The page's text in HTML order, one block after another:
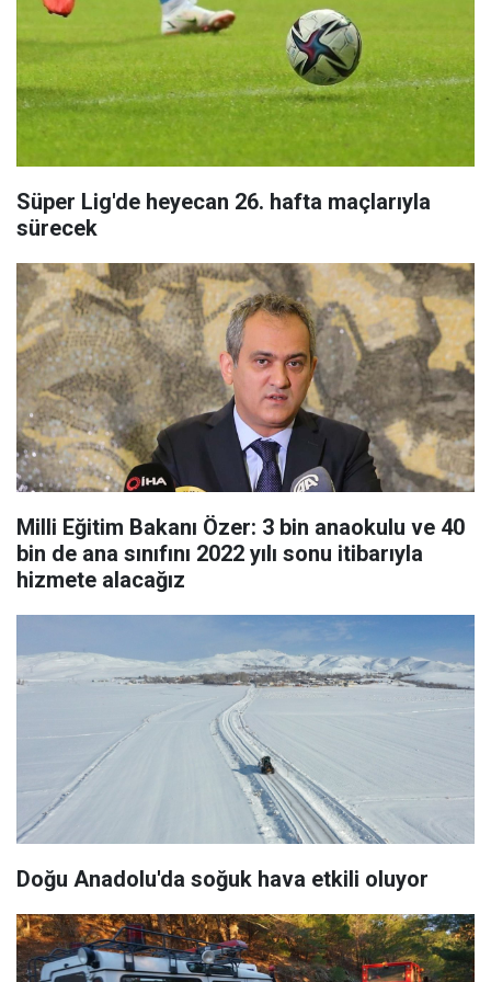
Süper Lig'de heyecan 26. hafta maçlarıyla
sürecek
Milli Eğitim Bakanı Özer: 3 bin anaokulu ve 40
bin de ana sınıfını 2022 yılı sonu itibarıyla
hizmete alacağız
Doğu Anadolu'da soğuk hava etkili oluyor